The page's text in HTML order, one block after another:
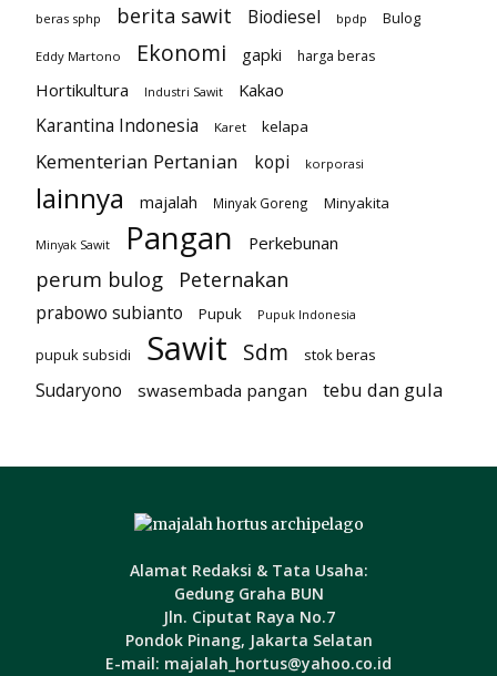
beras sphp berita sawit Biodiesel bpdp Bulog
Eddy Martono Ekonomi gapki harga beras
Hortikultura Industri Sawit Kakao
Karantina Indonesia Karet kelapa
Kementerian Pertanian kopi korporasi
lainnya majalah Minyak Goreng Minyakita
Minyak Sawit Pangan Perkebunan
perum bulog Peternakan
prabowo subianto Pupuk Pupuk Indonesia
pupuk subsidi Sawit Sdm stok beras
Sudaryono swasembada pangan tebu dan gula
Alamat Redaksi & Tata Usaha:
Gedung Graha BUN
Jln. Ciputat Raya No.7
Pondok Pinang, Jakarta Selatan
E-mail: majalah_hortus@yahoo.co.id